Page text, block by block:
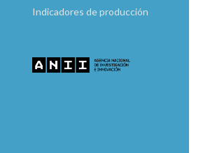
Indicadores de producción